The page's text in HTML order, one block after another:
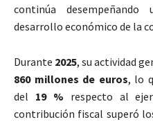
continúa
desarrollo económico de la
Durante 2025, su actividad
860 millones de euros, lo
del 19 % respecto al
contribución fiscal superó